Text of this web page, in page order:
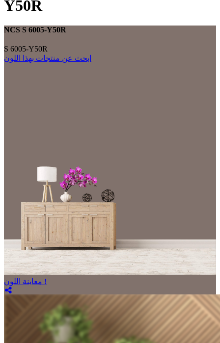
Y50R
NCS S 6005-Y50R
S 6005-Y50R
ابحث عن منتجات بهذا اللون
معاينة اللون !